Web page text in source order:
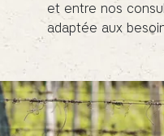
et entre nos
adaptée aux